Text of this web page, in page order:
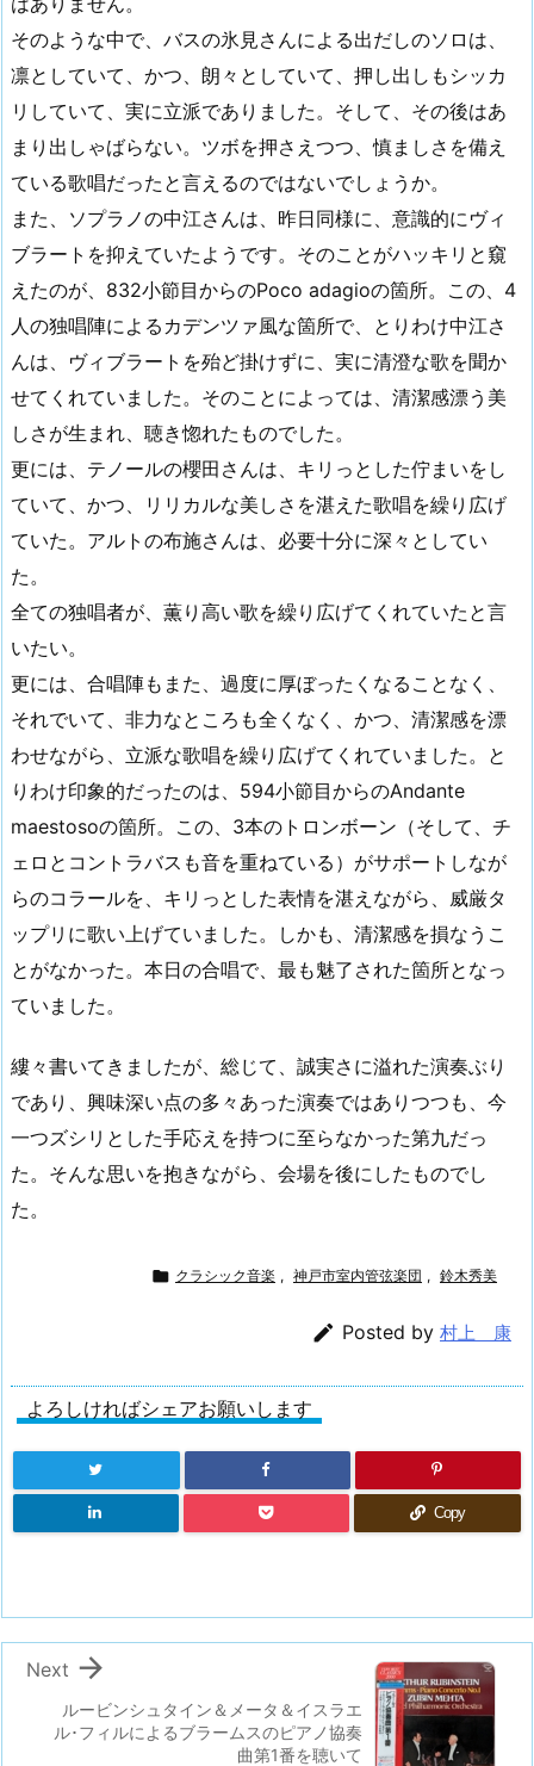
そのような中で、バスの氷見さんによる出だしのソロは、
凛としていて、かつ、朗々としていて、押し出しもシッカ
リしていて、実に立派でありました。そして、その後はあ
まり出しゃばらない。ツボを押さえつつ、慎ましさを備え
ている歌唱だったと言えるのではないでしょうか。
また、ソプラノの中江さんは、昨日同様に、意識的にヴィ
ブラートを抑えていたようです。そのことがハッキリと窺
えたのが、832小節目からのPoco adagioの箇所。この、4
人の独唱陣によるカデンツァ風な箇所で、とりわけ中江さ
んは、ヴィブラートを殆ど掛けずに、実に清澄な歌を聞か
せてくれていました。そのことによっては、清潔感漂う美
しさが生まれ、聴き惚れたものでした。
更には、テノールの櫻田さんは、キリっとした佇まいをし
ていて、かつ、リリカルな美しさを湛えた歌唱を繰り広げ
ていた。アルトの布施さんは、必要十分に深々としてい
た。
全ての独唱者が、薫り高い歌を繰り広げてくれていたと言
いたい。
更には、合唱陣もまた、過度に厚ぼったくなることなく、
それでいて、非力なところも全くなく、かつ、清潔感を漂
わせながら、立派な歌唱を繰り広げてくれていました。と
りわけ印象的だったのは、594小節目からのAndante
maestosoの箇所。この、3本のトロンボーン（そして、チ
ェロとコントラバスも音を重ねている）がサポートしなが
らのコラールを、キリっとした表情を湛えながら、威厳タ
ップリに歌い上げていました。しかも、清潔感を損なうこ
とがなかった。本日の合唱で、最も魅了された箇所となっ
ていました。
縷々書いてきましたが、総じて、誠実さに溢れた演奏ぶり
であり、興味深い点の多々あった演奏ではありつつも、今
一つズシリとした手応えを持つに至らなかった第九だっ
た。そんな思いを抱きながら、会場を後にしたものでし
た。
 クラシック音楽 , 神戸市室内管弦楽団 , 鈴木秀美
 Posted by 村上 康
よろしければシェアお願いします
Copy
ルービンシュタイン＆メータ＆イスラエ
ル･フィルによるブラームスのピアノ協奏
曲第1番を聴いて

Next